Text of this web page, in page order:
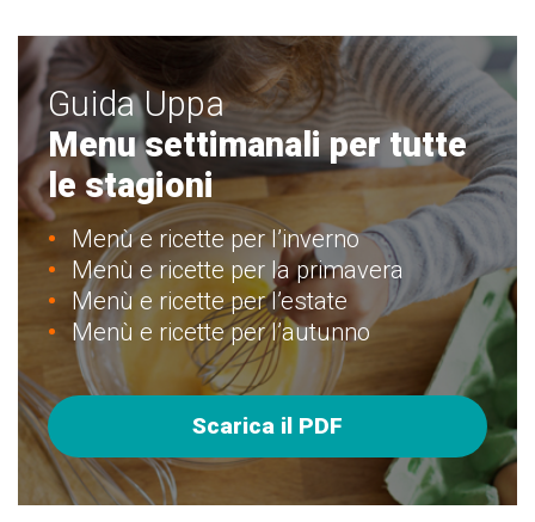
Guida Uppa
Menu settimanali per tutte
le stagioni
Menù e ricette per l’inverno
Menù e ricette per la primavera
Menù e ricette per l’estate
Menù e ricette per l’autunno
Scarica il PDF